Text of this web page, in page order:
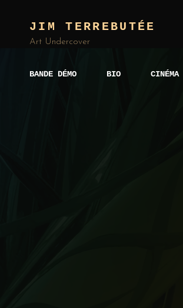
JIM TERREBUTÉE
Art Undercover
BANDE DÉMO BIO CINÉMA